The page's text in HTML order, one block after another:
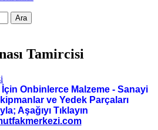
Tamircisi
Onbinlerce Malzeme - Sanayi
ve Yedek Parçaları
Aşağıyı Tıklayın